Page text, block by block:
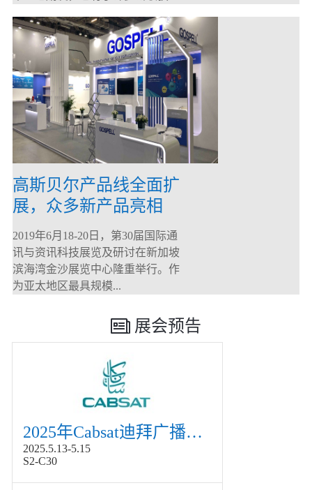
高斯贝尔产品线全面扩
展，众多新产品亮相
CommunicAsia 2019
2019年6月18-20日，第30届国际通
讯与资讯科技展览及研讨在新加坡
滨海湾金沙展览中心隆重举行。作
为亚太地区最具规模...
展会预告
2025年Cabsat迪拜广播电视展
2025.5.13-5.15
S2-C30